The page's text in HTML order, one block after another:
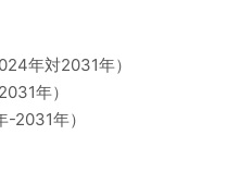
年対2031年）
年）
2031年）